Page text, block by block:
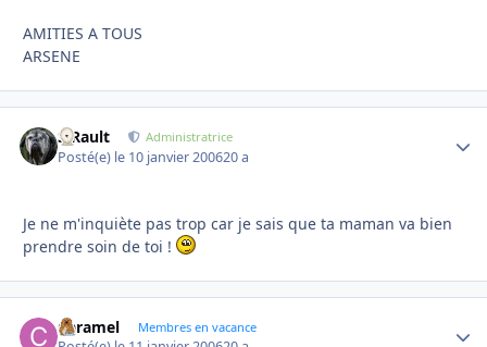
AMITIES A TOUS
ARSENE
S.Rault Administratrice
Posté(e) le 10 janvier 200620 a
Je ne m'inquiète pas trop car je sais que ta maman va bien
prendre soin de toi !
Caramel Membres en vacance